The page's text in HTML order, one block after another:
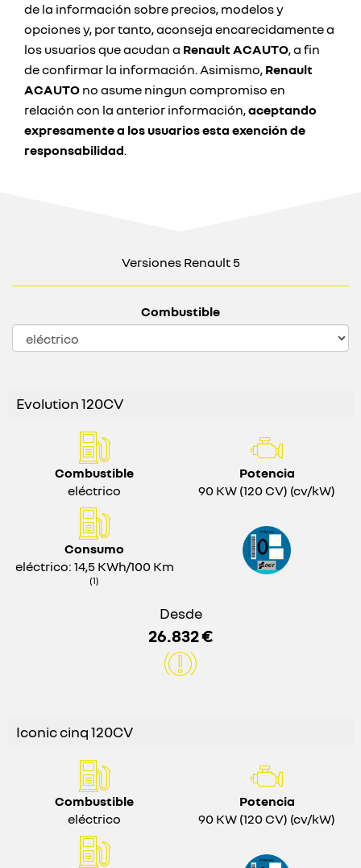
de la información sobre precios, modelos y
opciones y, por tanto, aconseja encarecidamente a
los usuarios que acudan a Renault ACAUTO, a fin
de confirmar la información. Asimismo, Renault
ACAUTO no asume ningun compromiso en
relación con la anterior información,aceptando
expresamente a los usuarios esta exención de
responsabilidad.
Versiones Renault 5
Combustible
Evolution 120CV
Combustible
eléctrico
Potencia
90 KW (120 CV) (cv/kW)
Consumo
eléctrico: 14,5 KWh/100 Km
(1)
Desde
26.832 €
Iconic cinq 120CV
Combustible
eléctrico
Potencia
90 KW (120 CV) (cv/kW)